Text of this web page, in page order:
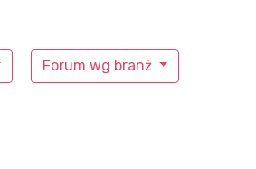
Forum wg branż